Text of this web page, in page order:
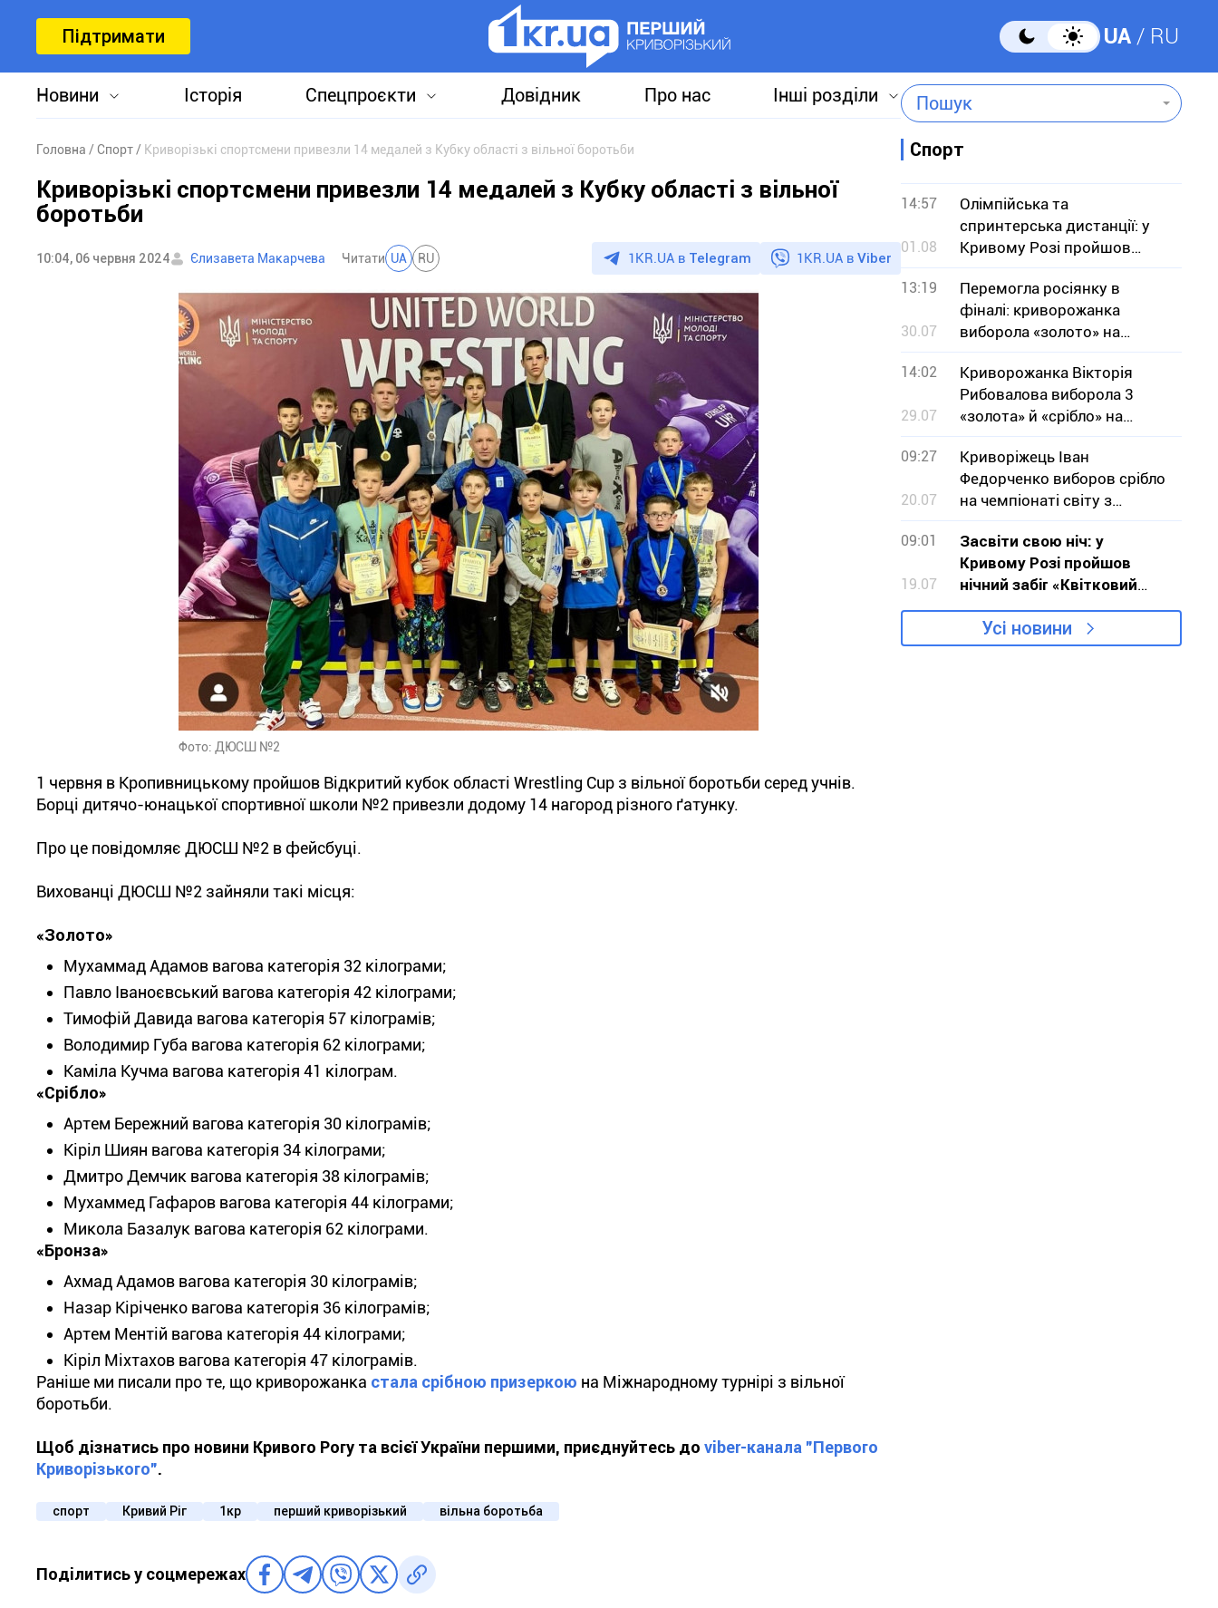
Підтримати UA RU
Новини Історія Спецпроєкти Довідник Про нас Інші розділи Пошук
Головна Спорт Криворізькі спортсмени привезли 14 медалей з Кубку області з вільної боротьби
Криворізькі спортсмени привезли 14 медалей з Кубку області з вільної
боротьби
10:04, 06 червня 2024 Єлизавета Макарчева Читати UA RU 1KR.UA в Telegram 1KR.UA в Viber
Фото: ДЮСШ №2
1 червня в Кропивницькому пройшов Відкритий кубок області Wrestling Cup з вільної боротьби серед учнів.
Борці дитячо-юнацької спортивної школи №2 привезли додому 14 нагород різного ґатунку.
Про це повідомляє ДЮСШ №2 в фейсбуці.
Вихованці ДЮСШ №2 зайняли такі місця:
«Золото»
Мухаммад Адамов вагова категорія 32 кілограми;
Павло Іваноєвський вагова категорія 42 кілограми;
Тимофій Давида вагова категорія 57 кілограмів;
Володимир Губа вагова категорія 62 кілограми;
Каміла Кучма вагова категорія 41 кілограм.
«Срібло»
Артем Бережний вагова категорія 30 кілограмів;
Кіріл Шиян вагова категорія 34 кілограми;
Дмитро Демчик вагова категорія 38 кілограмів;
Мухаммед Гафаров вагова категорія 44 кілограми;
Микола Базалук вагова категорія 62 кілограми.
«Бронза»
Ахмад Адамов вагова категорія 30 кілограмів;
Назар Кіріченко вагова категорія 36 кілограмів;
Артем Ментій вагова категорія 44 кілограми;
Кіріл Міхтахов вагова категорія 47 кілограмів.
Раніше ми писали про те, що криворожанка стала срібною призеркою на Міжнародному турнірі з вільної
боротьби.
Щоб дізнатись про новини Кривого Рогу та всієї України першими, приєднуйтесь до viber-канала "Первого
Криворізького".
спорт Кривий Ріг 1кр перший криворізький вільна боротьба
Поділитись у соцмережах
Спорт
14:57
01.08
Олімпійська та
спринтерська дистанції: у
Кривому Розі пройшов
чемпіонат з кросового
тріатлону
13:19
30.07
Перемогла росіянку в
фіналі: криворожанка
виборола «золото» на
чемпіонаті Європи з
боротьби
14:02
29.07
Криворожанка Вікторія
Рибовалова виборола 3
«золота» й «срібло» на
чемпіонаті світу зі стрільби
09:27
20.07
Криворіжець Іван
Федорченко виборов срібло
на чемпіонаті світу з
бодібілдингу
09:01
19.07
Засвіти свою ніч: у
Кривому Розі пройшов
нічний забіг «Квітковий
годинник»
Усі новини